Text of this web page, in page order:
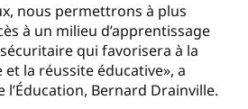
nous permettrons à plus
à un milieu d’apprentissage
qui favorisera à la
la réussite éducative», a
Bernard Drainville.